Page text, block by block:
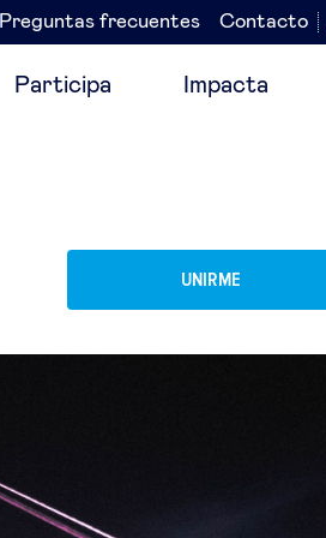
Preguntas frecuentes Contacto
Participa Impacta
UNIRME